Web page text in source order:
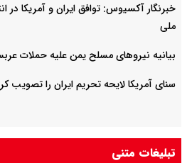
خبرنگار آکسیوس: توافق ایران و آمریکا در
ملی
بیانیه نیروهای مسلح یمن علیه حملات
سنای آمریکا لایحه تحریم ایران را تصویب
تبلیغات متنی